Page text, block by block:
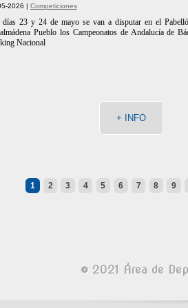
2026 | Competiciones
días 23 y 24 de mayo se van a disputar en el
Pueblo los Campeonatos de Andalucía de
Nacional
+ INFO
1 2 3 4 5 6 7 8 9
© 2021 Área de